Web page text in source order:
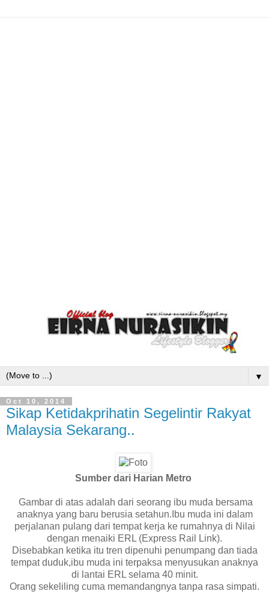
▼
Oct 10, 2014
Sikap Ketidakprihatin Segelintir Rakyat
Malaysia Sekarang..
Sumber dari Harian Metro
Gambar di atas adalah dari seorang ibu muda bersama
anaknya yang baru berusia setahun.Ibu muda ini dalam
perjalanan pulang dari tempat kerja ke rumahnya di Nilai
dengan menaiki ERL (Express Rail Link).
Disebabkan ketika itu tren dipenuhi penumpang dan tiada
tempat duduk,ibu muda ini terpaksa menyusukan anaknya
di lantai ERL selama 40 minit.
Orang sekeliling cuma memandangnya tanpa rasa simpati.